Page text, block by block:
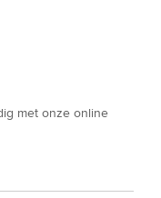
met onze online